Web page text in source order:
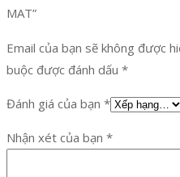
MAT”
Email của bạn sẽ không được
buộc được đánh dấu *
Đánh giá của bạn *
Nhận xét của bạn *